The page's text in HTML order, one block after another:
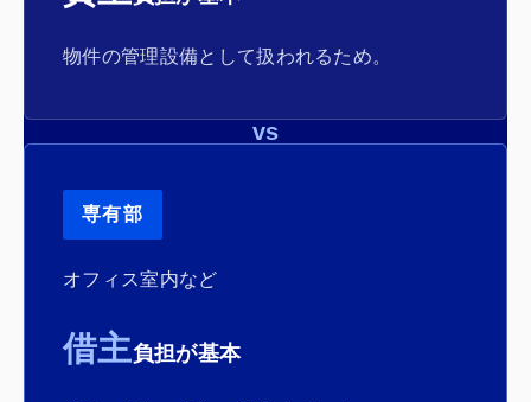
物件の管理設備として扱われるため。
vs
専有部
オフィス室内など
借主負担が基本